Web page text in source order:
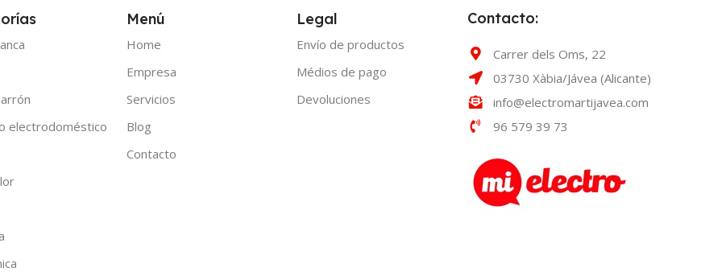
electrodoméstico
Menú
Home
Empresa
Servicios
Blog
Contacto
Legal
Envío de productos
Médios de pago
Devoluciones
Contacto:
Carrer dels Oms, 22
03730 Xàbia/Jávea (Alicante)
info@electromartijavea.com
96 579 39 73